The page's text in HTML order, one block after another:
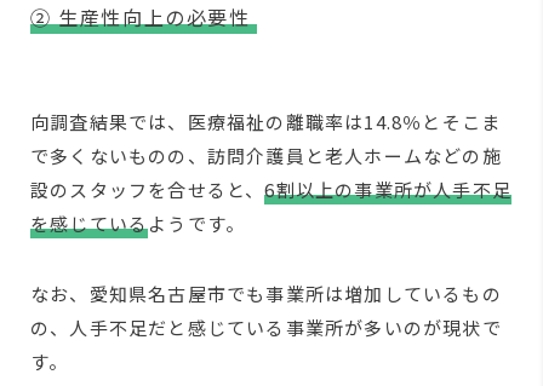
② 生産性向上の必要性
向調査結果では、医療福祉の離職率は14.8％とそこま
で多くないものの、訪問介護員と老人ホームなどの施
設のスタッフを合せると、6割以上の事業所が人手不足
を感じているようです。
なお、愛知県名古屋市でも事業所は増加しているもの
の、人手不足だと感じている事業所が多いのが現状で
す。